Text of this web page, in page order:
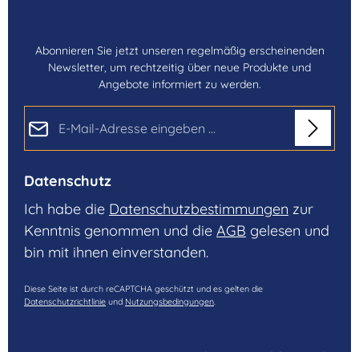
Abonnieren Sie jetzt unseren regelmäßig erscheinenden
Newsletter, um rechtzeitig über neue Produkte und
Angebote informiert zu werden.
Datenschutz
Ich habe die Datenschutzbestimmungen zur
Kenntnis genommen und die AGB gelesen und
bin mit ihnen einverstanden.
Diese Seite ist durch reCAPTCHA geschützt und es gelten die
Datenschutzrichtlinie und Nutzungsbedingungen.